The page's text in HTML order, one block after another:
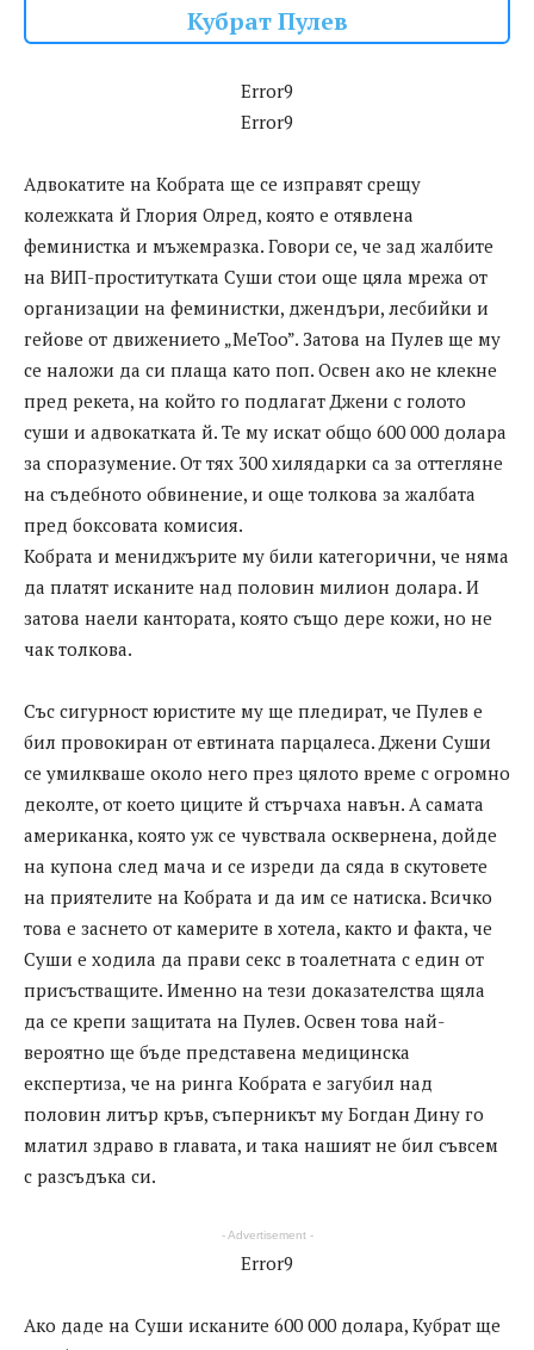
Кубрат Пулев
Error9
Error9
Адвокатите на Кобрата ще се изправят срещу
колежката й Глория Олред, която е отявлена
феминистка и мъжемразка. Говори се, че зад жалбите
на ВИП-проститутката Суши стои още цяла мрежа от
организации на феминистки, джендъри, лесбийки и
гейове от движението „MeToo”. Затова на Пулев ще му
се наложи да си плаща като поп. Освен ако не клекне
пред рекета, на който го подлагат Джени с голото
суши и адвокатката й. Те му искат общо 600 000 долара
за споразумение. От тях 300 хилядарки са за оттегляне
на съдебното обвинение, и още толкова за жалбата
пред боксовата комисия.
Кобрата и мениджърите му били категорични, че няма
да платят исканите над половин милион долара. И
затова наели кантората, която също дере кожи, но не
чак толкова.
Със сигурност юристите му ще пледират, че Пулев е
бил провокиран от евтината парцалеса. Джени Суши
се умилкваше около него през цялото време с огромно
деколте, от което циците й стърчаха навън. А самата
американка, която уж се чувствала осквернена, дойде
на купона след мача и се изреди да сяда в скутовете
на приятелите на Кобрата и да им се натиска. Всичко
това е заснето от камерите в хотела, както и факта, че
Суши е ходила да прави секс в тоалетната с един от
присъстващите. Именно на тези доказателства щяла
да се крепи защитата на Пулев. Освен това най-
вероятно ще бъде представена медицинска
експертиза, че на ринга Кобрата е загубил над
половин литър кръв, съперникът му Богдан Дину го
млатил здраво в главата, и така нашият не бил съвсем
с разсъдъка си.
- Advertisement -
Error9
Ако даде на Суши исканите 600 000 долара, Кубрат ще